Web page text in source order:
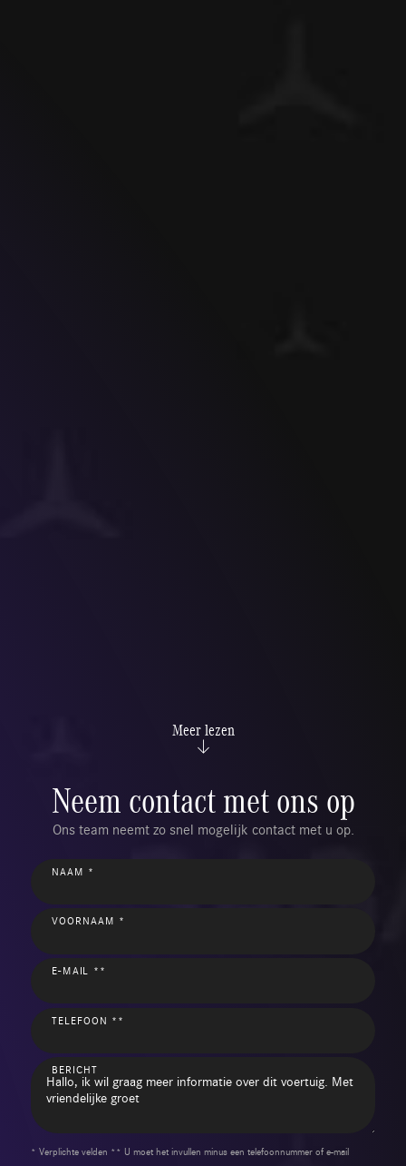
Meer lezen
Neem contact met ons op
Ons team neemt zo snel mogelijk contact met u op.
NAAM *
VOORNAAM *
E-MAIL **
TELEFOON **
BERICHT
* Verplichte velden ** U moet het invullen minus een telefoonnummer of e-mail